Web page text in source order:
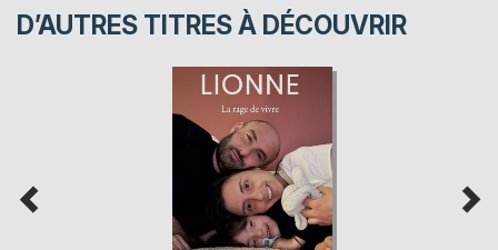
D’AUTRES TITRES À DÉCOUVRIR